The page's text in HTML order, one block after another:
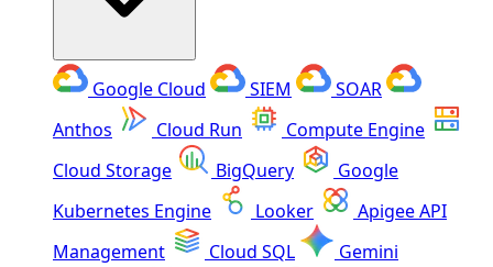
Google Cloud SIEM
SOAR
Anthos
Cloud Run
Compute Engine
Cloud Storage
BigQuery
Google
Kubernetes Engine
Looker
Apigee API
Management
Cloud SQL
Gemini